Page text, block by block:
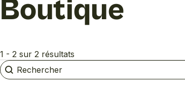
Boutique
1 - 2 sur 2 résultats
Rechercher
Rechercher